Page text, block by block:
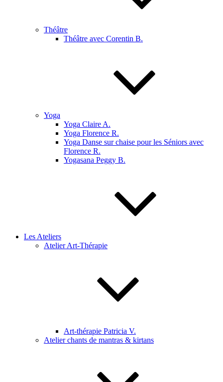
Théâtre
Théâtre avec Corentin B.
Yoga
Yoga Claire A.
Yoga Florence R.
Yoga Danse sur chaise pour les Séniors avec
Florence R.
Yogasana Peggy B.
Les Ateliers
Atelier Art-Thérapie
Art-thérapie Patricia V.
Atelier chants de mantras & kirtans